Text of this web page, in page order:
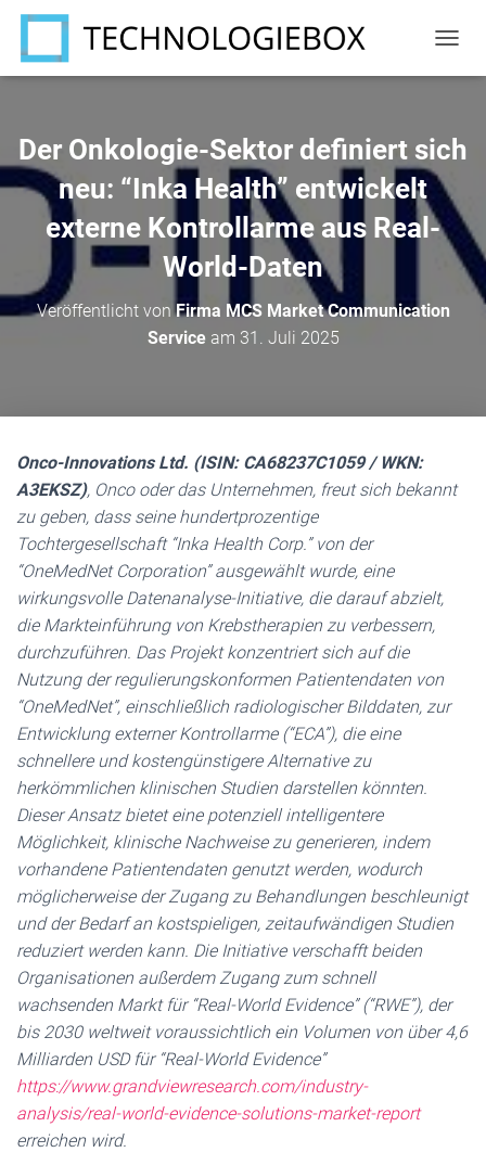
A
G
A
I
N
Der Onkologie-Sektor definiert sich
neu: “Inka Health” entwickelt
externe Kontrollarme aus Real-
World-Daten
Veröffentlicht vonFirma MCS Market Communication
Serviceam 31. Juli 2025
Onco-Innovations Ltd. (ISIN: CA68237C1059 / WKN:
A3EKSZ), Onco oder das Unternehmen, freut sich bekannt
zu geben, dass seine hundertprozentige
Tochtergesellschaft “Inka Health Corp.” von der
“OneMedNet Corporation” ausgewählt wurde, eine
wirkungsvolle Datenanalyse-Initiative, die darauf abzielt,
die Markteinführung von Krebstherapien zu verbessern,
durchzuführen. Das Projekt konzentriert sich auf die
Nutzung der regulierungskonformen Patientendaten von
“OneMedNet”, einschließlich radiologischer Bilddaten, zur
Entwicklung externer Kontrollarme (“ECA”), die eine
schnellere und kostengünstigere Alternative zu
herkömmlichen klinischen Studien darstellen könnten.
Dieser Ansatz bietet eine potenziell intelligentere
Möglichkeit, klinische Nachweise zu generieren, indem
vorhandene Patientendaten genutzt werden, wodurch
möglicherweise der Zugang zu Behandlungen beschleunigt
und der Bedarf an kostspieligen, zeitaufwändigen Studien
reduziert werden kann. Die Initiative verschafft beiden
Organisationen außerdem Zugang zum schnell
wachsenden Markt für “Real-World Evidence” (“RWE”), der
bis 2030 weltweit voraussichtlich ein Volumen von über 4,6
Milliarden USD für “Real-World Evidence”
https://www.grandviewresearch.com/industry-
analysis/real-world-evidence-solutions-market-report
erreichen wird.